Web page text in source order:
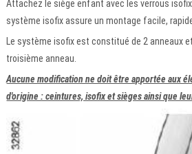
Attachez le siège enfant avec les verrous
système isofix assure un montage facile,
Le système isofix est constitué de 2 anneaux
troisième anneau.
Aucune modification ne doit être apportée aux
d'origine : ceintures, isofix et sièges ainsi que